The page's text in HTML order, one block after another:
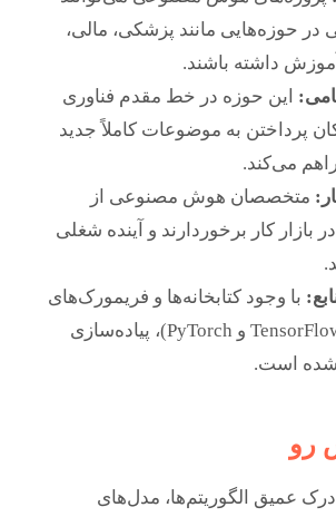
در حوزه‌هایی مانند پزشکی، مالی،
داشته باشند.
این حوزه در خط مقدم فناوری
پرداختن به موضوعات کاملاً جدید
می‌کند.
متخصصان هوش مصنوعی از
بازار کار برخوردارند و آینده شغلی
با وجود کتابخانه‌ها و فریمورک‌های
متن‌باز (مانند TensorFlow و PyTorch)، پیاده‌سازی
شده است.
رو
درک عمیق الگوریتم‌ها، مدل‌های